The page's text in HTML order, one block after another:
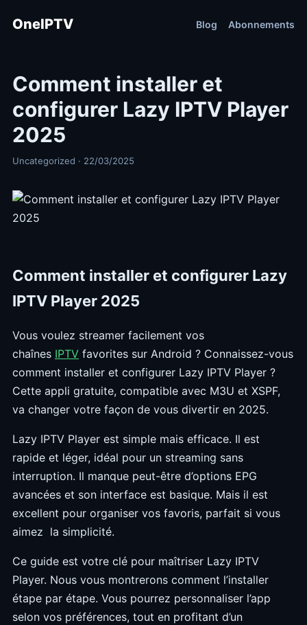
OneIPTV Blog Abonnements
Comment installer et
configurer Lazy IPTV Player
2025
Uncategorized · 22/03/2025
Comment installer et configurer Lazy
IPTV Player 2025
Vous voulez streamer facilement vos
chaînes IPTV favorites sur Android ? Connaissez-vous
comment installer et configurer Lazy IPTV Player ?
Cette appli gratuite, compatible avec M3U et XSPF,
va changer votre façon de vous divertir en 2025.
Lazy IPTV Player est simple mais efficace. Il est
rapide et léger, idéal pour un streaming sans
interruption. Il manque peut-être d’options EPG
avancées et son interface est basique. Mais il est
excellent pour organiser vos favoris, parfait si vous
aimez la simplicité.
Ce guide est votre clé pour maîtriser Lazy IPTV
Player. Nous vous montrerons comment l’installer
étape par étape. Vous pourrez personnaliser l’app
selon vos préférences, tout en profitant d’un